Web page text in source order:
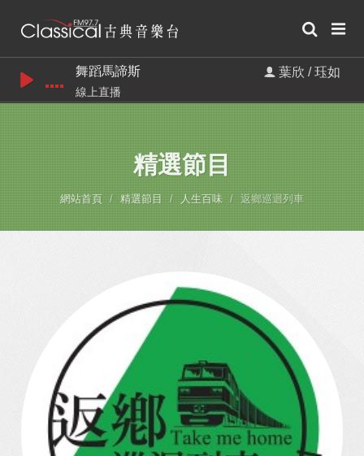
舞蹈馬諦斯 葉欣 / 珏如
線上直播